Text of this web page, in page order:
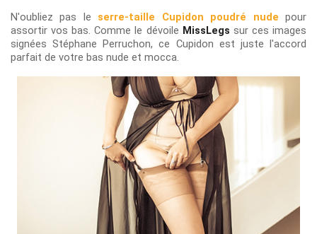
N'oubliez pas le serre-taille Cupidon poudré nude pour
assortir vos bas. Comme le dévoile MissLegs sur ces images
signées Stéphane Perruchon, ce Cupidon est juste l'accord
parfait de votre bas nude et mocca.